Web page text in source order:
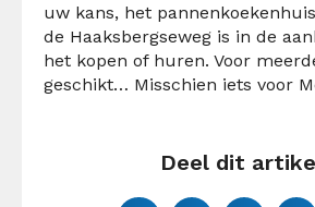
uw kans, het
de Haaksbergseweg is in de
het kopen of huren. Voor
geschikt… Misschien iets voor
Deel dit